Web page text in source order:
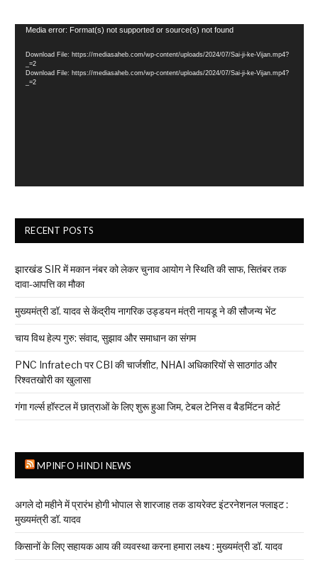
Video
Media error: Format(s) not supported or source(s) not found
Download File: https://mediasaheb.com/wp-content/uploads/2024/07/Sai-ji-ke-Vijan.mp4?
_=2
Download File: https://mediasaheb.com/wp-content/uploads/2024/07/Sai-ji-ke-Vijan.mp4?
_=2
RECENT POSTS
झारखंड SIR में मकान नंबर को लेकर चुनाव आयोग ने स्थिति की साफ, सितंबर तक
दावा-आपत्ति का मौका
मुख्यमंत्री डॉ. यादव से केंद्रीय नागरिक उड्डयन मंत्री नायडू ने की सौजन्य भेंट
चाय विथ हेल्प गुरु: संवाद, सुझाव और समाधान का संगम
PNC Infratech पर CBI की चार्जशीट, NHAI अधिकारियों से साठगांठ और
रिश्वतखोरी का खुलासा
गंगा गर्ल्स हॉस्टल में छात्राओं के लिए शुरू हुआ जिम, टेबल टेनिस व बैडमिंटन कोर्ट
MPINFO HINDI NEWS
अगले दो महीने में प्रारंभ होगी भोपाल से शारजाह तक डायरेक्ट इंटरनेशनल फ्लाइट :
मुख्यमंत्री डॉ. यादव
किसानों के लिए सहायक आय की व्यवस्था करना हमारा लक्ष्य : मुख्यमंत्री डॉ. यादव